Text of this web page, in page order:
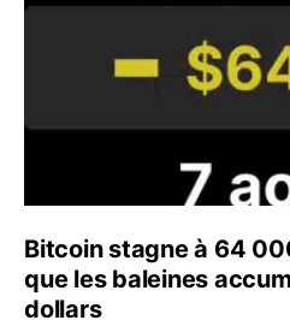
Bitcoin stagne à 64
que les baleines
dollars